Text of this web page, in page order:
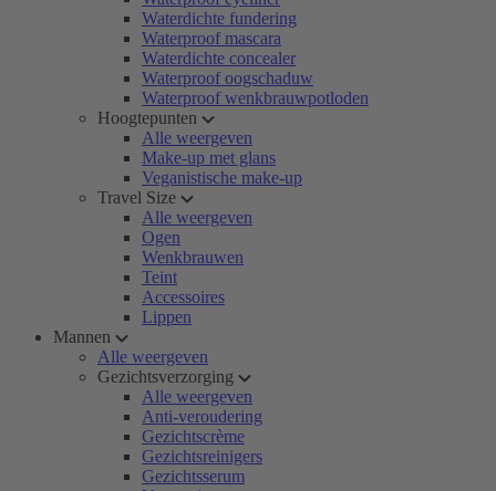
Waterdichte fundering
Waterproof mascara
Waterdichte concealer
Waterproof oogschaduw
Waterproof wenkbrauwpotloden
Hoogtepunten
Alle weergeven
Make-up met glans
Veganistische make-up
Travel Size
Alle weergeven
Ogen
Wenkbrauwen
Teint
Accessoires
Lippen
Mannen
Alle weergeven
Gezichtsverzorging
Alle weergeven
Anti-veroudering
Gezichtscrème
Gezichtsreinigers
Gezichtsserum